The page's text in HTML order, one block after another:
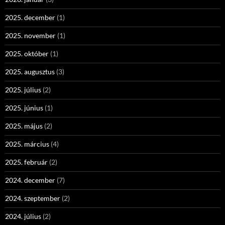
2025. december (1)
2025. november (1)
2025. október (1)
2025. augusztus (3)
2025. július (2)
2025. június (1)
2025. május (2)
2025. március (4)
2025. február (2)
2024. december (7)
2024. szeptember (2)
2024. július (2)